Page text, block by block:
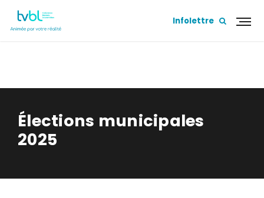
Infolettre
Élections municipales
2025